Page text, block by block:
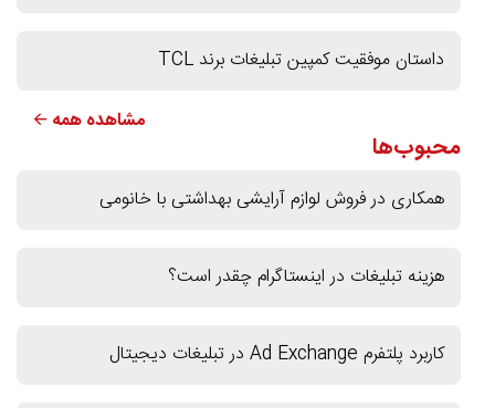
داستان موفقیت کمپین تبلیغات برند TCL
مشاهده همه 🡨
محبوب‌ها
همکاری در فروش لوازم آرایشی بهداشتی با خانومی
هزینه تبلیغات در اینستاگرام چقدر است؟
کاربرد پلتفرم Ad Exchange در تبلیغات دیجیتال